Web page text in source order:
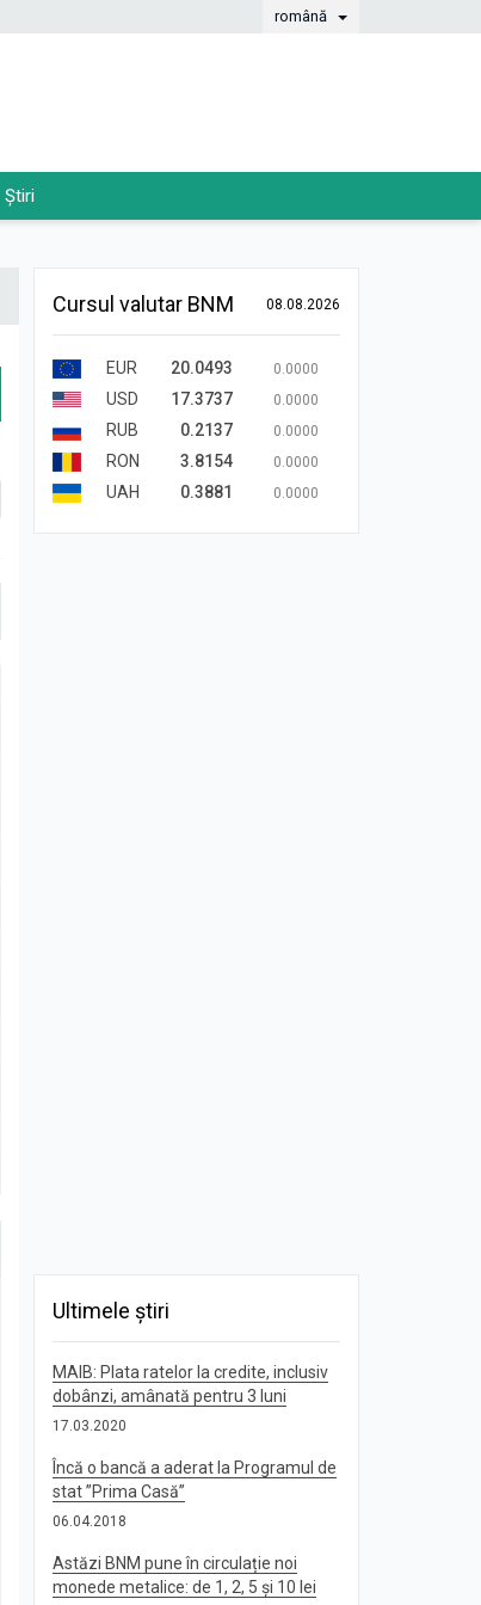
română
Știri
Cursul valutar BNM 08.08.2026
EUR 20.0493 0.0000
USD 17.3737 0.0000
RUB 0.2137 0.0000
RON 3.8154 0.0000
UAH 0.3881 0.0000
Ultimele știri
MAIB: Plata ratelor la credite, inclusiv
dobânzi, amânată pentru 3 luni
17.03.2020
Încă o bancă a aderat la Programul de
stat ”Prima Casă”
06.04.2018
Astăzi BNM pune în circulație noi
monede metalice: de 1, 2, 5 și 10 lei